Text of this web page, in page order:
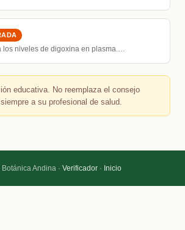
los niveles de digoxina en plasma.…
educativa. No reemplaza el consejo
a su profesional de salud.
Andina · Verificador· Inicio